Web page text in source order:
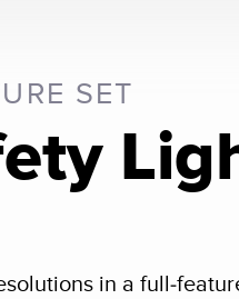
SET
in a full-